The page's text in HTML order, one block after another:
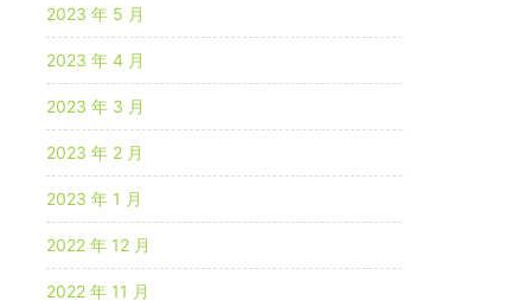
2023 年 5 月
2023 年 4 月
2023 年 3 月
2023 年 2 月
2023 年 1 月
2022 年 12 月
2022 年 11 月